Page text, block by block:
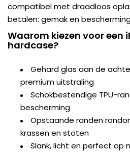
compatibel met draadloos
betalen: gemak en
Waarom kiezen voor een
hardcase?
Gehard glas aan de
premium uitstraling
Schokbestendige TPU-
bescherming
Opstaande randen
krassen en stoten
Slank, licht en perfect op